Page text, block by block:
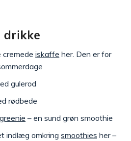
drikke
cremede iskaffe her. Den er for
gulerod
rødbede
greenie – en sund grøn smoothie
indlæg omkring smoothies her –